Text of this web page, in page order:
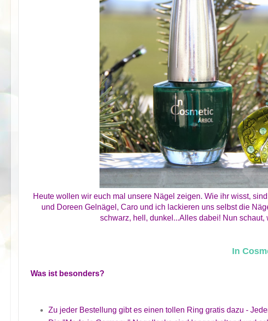
Heute wollen wir euch mal unsere Nägel zeigen. Wie ihr wisst,
und Doreen Gelnägel, Caro und ich lackieren uns selbst die
schwarz, hell, dunkel...Alles dabei! Nun
In
Was ist besonders?
Zu jeder Bestellung gibt es einen tollen Ring gratis dazu -